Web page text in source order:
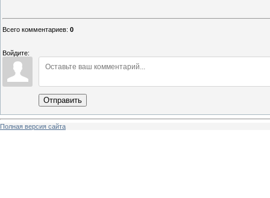
Всего комментариев: 0
Войдите:
Отправить
Полная версия сайта